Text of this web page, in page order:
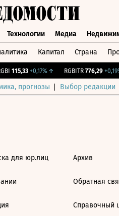
Технологии Медиа
Капитал Страна
115,33 +0,17%↑ RGBITR 776,29 +0,19%
прогнозы Выбор редакции
для юр.лиц Архив
Обратная
Справочный